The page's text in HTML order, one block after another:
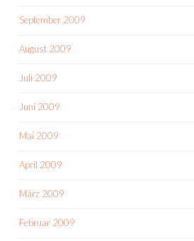
September 2009
August 2009
Juli 2009
Juni 2009
Mai 2009
April 2009
März 2009
Februar 2009